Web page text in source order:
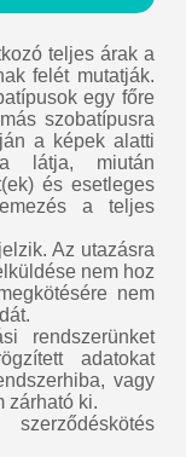
teljes árak a
felét mutatják.
egy főre
szobatípusra
a képek alatti
látja, miután
és esetleges
a teljes
Az utazásra
nem hoz
nem
rendszerünket
adatokat
vagy
zárható ki.